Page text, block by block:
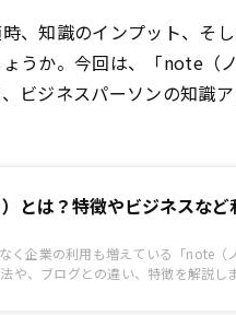
、知識のインプット、そ
うか。今回は、「note（
ビジネスパーソンの知識
とは？特徴やビジネスな
く企業の利用も増えている「note（
や、ブログとの違い、特徴を解説し